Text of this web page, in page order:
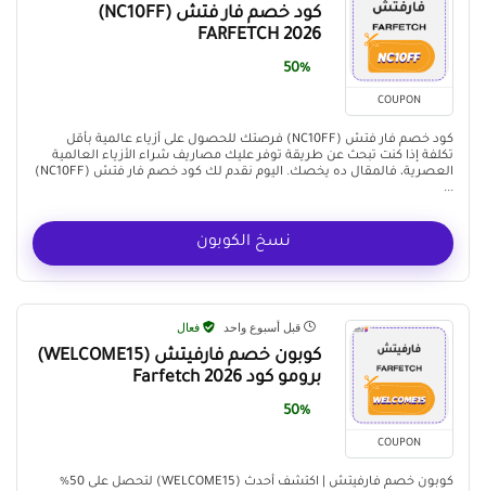
COUPON
كود خصم فار فتش (NC10FF)
FARFETCH 2026
50%
كود خصم فار فتش (NC10FF) فرصتك للحصول على أزياء عالمية بأقل
تكلفة إذا كنت تبحث عن طريقة توفر عليك مصاريف شراء الأزياء العالمية
العصرية، فالمقال ده يخصك. اليوم نقدم لك كود خصم فار فتش (NC10FF)
...
نسخ الكوبون
COUPON
قبل أسبوع واحد فعال
كوبون خصم فارفيتش (WELCOME15)
برومو كود Farfetch 2026
50%
كوبون خصم فارفيتش | اكتشف أحدث (WELCOME15) لتحصل على 50%